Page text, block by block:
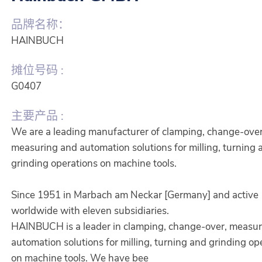
品牌名称：
HAINBUCH
摊位号码 :
G0407
主要产品 :
We are a leading manufacturer of clamping, change-
measuring and automation solutions for milling, turning
grinding operations on machine tools.
Since 1951 in Marbach am Neckar [Germany] and active
worldwide with eleven subsidiaries.
HAINBUCH is a leader in clamping, change-over,
automation solutions for milling, turning and grinding
on machine tools. We have bee